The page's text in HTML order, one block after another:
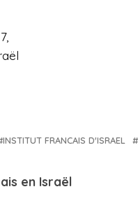
INSTITUT FRANCAIS D'ISRAEL
en Israël